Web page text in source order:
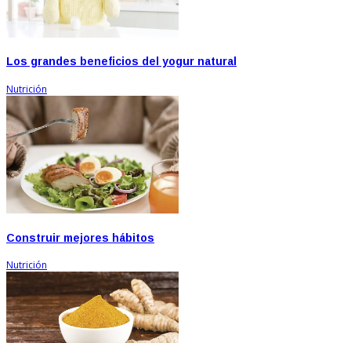
Los grandes beneficios del yogur natural
Nutrición
Construir mejores hábitos
Nutrición